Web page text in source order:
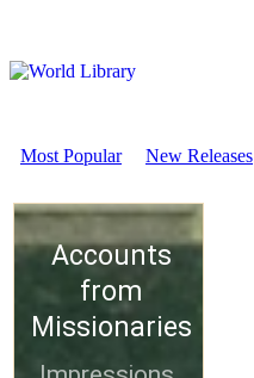
Most Popular New Releases